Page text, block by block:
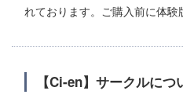
れております。ご購入前に体
【Ci-en】サークルにつ